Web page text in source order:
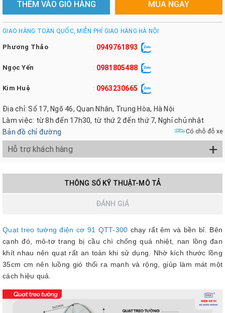
THÊM VÀO GIỎ HÀNG MUA NGAY
GIAO HÀNG TOÀN QUỐC, MIỄN PHÍ GIAO HÀNG HÀ NỘI
Phương Thảo : 0949761893
Ngọc Yến : 0981805488
Kim Huệ : 0963230665
Địa chỉ: Số 17, Ngõ 46, Quan Nhân, Trung Hòa, Hà Nội
Làm việc: từ 8h đến 17h30, từ thứ 2 đến thứ 7, Nghỉ chủ nhật
Bản đồ chỉ đường
Có chỗ đỗ xe
Hỗ trợ khách hàng +
THÔNG SỐ KỸ THUẬT-MÔ TẢ
ĐÁNH GIÁ
Quạt treo tường điện cơ 91 QTT-300 chạy rất êm và bền bỉ. Bên
cạnh đó, mô-tơ trang bị cầu chì chống quá nhiệt, nan lồng đan
khít nhau nên quạt rất an toàn khi sử dụng. Nhờ kích thước lồng
35cm cm nên luồng gió thổi ra mạnh và rộng, giúp làm mát một
cách hiệu quả.